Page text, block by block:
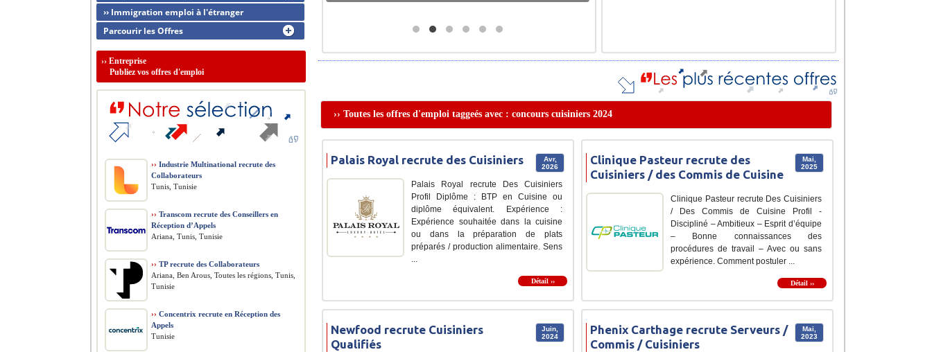
›› Toutes les offres d'emploi taggeés avec : concours cuisiniers 2024
Avr,
2026
Palais Royal recrute des Cuisiniers
Palais Royal recrute Des Cuisiniers
Profil Diplôme : BTP en Cuisine ou
diplôme équivalent. Expérience :
Expérience souhaitée dans la cuisine
ou dans la préparation de plats
préparés / production alimentaire. Sens
...
Détail ››
Mai,
2025
Clinique Pasteur recrute des
Cuisiniers / des Commis de Cuisine
Clinique Pasteur recrute Des Cuisiniers
/ Des Commis de Cuisine Profil -
Discipliné – Ambitieux – Esprit d’équipe
– Bonne connaissances des
procédures de travail – Avec ou sans
expérience. Comment postuler ...
Détail ››
Juin,
2024
Newfood recrute Cuisiniers
Qualifiés
Mai,
2023
Phenix Carthage recrute Serveurs /
Commis / Cuisiniers
›› Immigration emploi à l'étranger
Parcourir les Offres
›› Entreprise
Publiez vos offres d'emploi
›› Industrie Multinational recrute des
Collaborateurs
Tunis, Tunisie
›› Transcom recrute des Conseillers en
Réception d’Appels
Ariana, Tunis, Tunisie
›› TP recrute des Collaborateurs
Ariana, Ben Arous, Toutes les régions, Tunis,
Tunisie
›› Concentrix recrute en Réception des
Appels
Tunisie